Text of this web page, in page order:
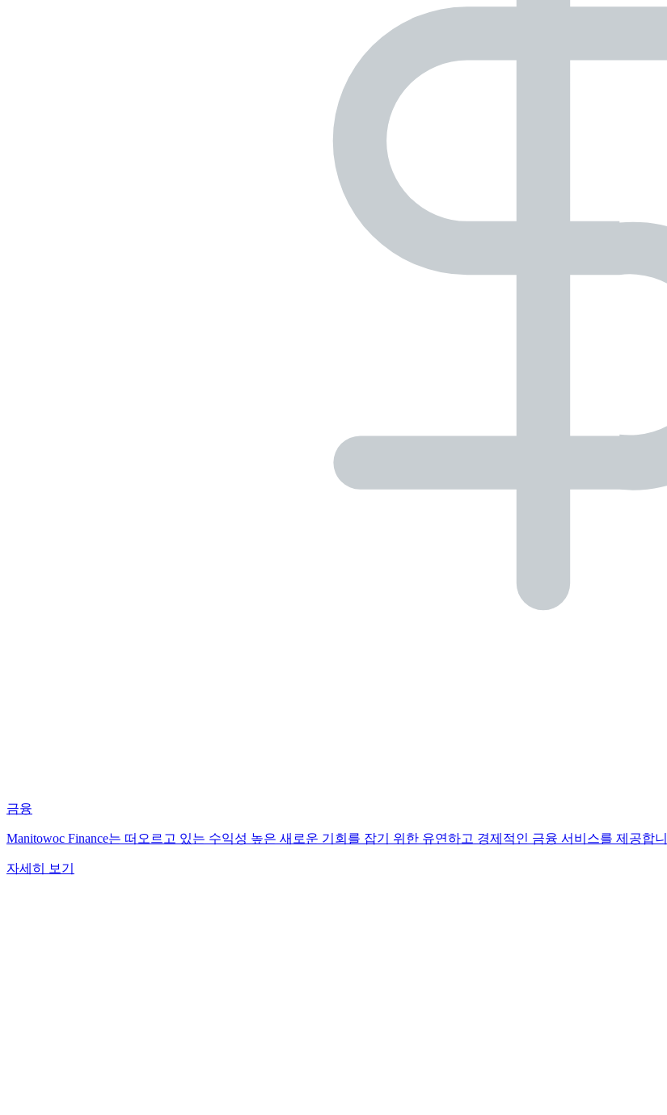
금융
Manitowoc Finance는 떠오르고 있는 수익성 높은 새로운 기회를 잡기 위한 유연하고 경제적인 금융 서비스를 제공합
자세히 보기